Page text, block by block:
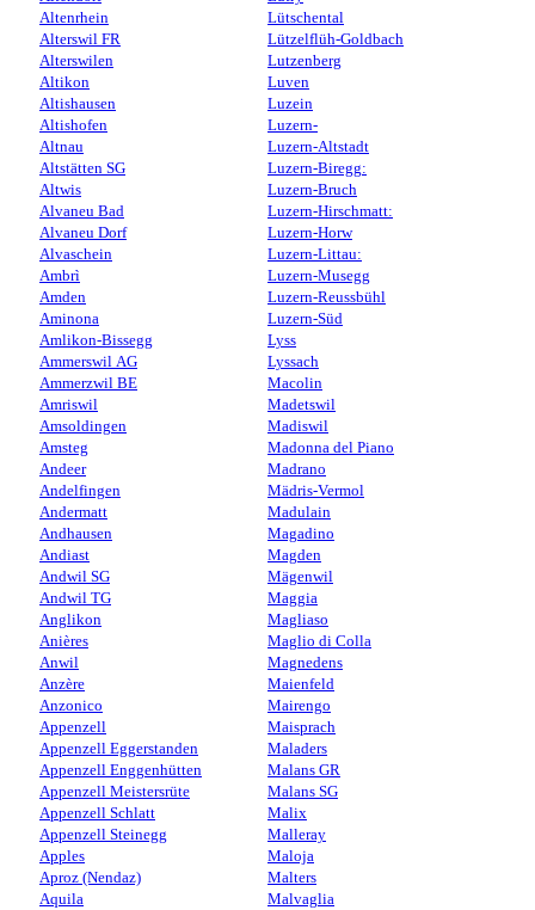
Altenrhein
Alterswil FR
Alterswilen
Altikon
Altishausen
Altishofen
Altnau
Altstätten SG
Altwis
Alvaneu Bad
Alvaneu Dorf
Alvaschein
Ambrì
Amden
Aminona
Amlikon-Bissegg
Ammerswil AG
Ammerzwil BE
Amriswil
Amsoldingen
Amsteg
Andeer
Andelfingen
Andermatt
Andhausen
Andiast
Andwil SG
Andwil TG
Anglikon
Anières
Anwil
Anzère
Anzonico
Appenzell
Appenzell Eggerstanden
Appenzell Enggenhütten
Appenzell Meistersrüte
Appenzell Schlatt
Appenzell Steinegg
Apples
Aproz (Nendaz)
Aquila
Lütschental
Lützelflüh-Goldbach
Lutzenberg
Luven
Luzein
Luzern-
Luzern-Altstadt
Luzern-Biregg:
Luzern-Bruch
Luzern-Hirschmatt:
Luzern-Horw
Luzern-Littau:
Luzern-Musegg
Luzern-Reussbühl
Luzern-Süd
Lyss
Lyssach
Macolin
Madetswil
Madiswil
Madonna del Piano
Madrano
Mädris-Vermol
Madulain
Magadino
Magden
Mägenwil
Maggia
Magliaso
Maglio di Colla
Magnedens
Maienfeld
Mairengo
Maisprach
Maladers
Malans GR
Malans SG
Malix
Malleray
Maloja
Malters
Malvaglia